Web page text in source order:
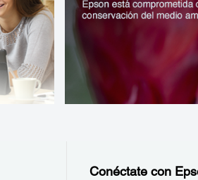
Conéctate con